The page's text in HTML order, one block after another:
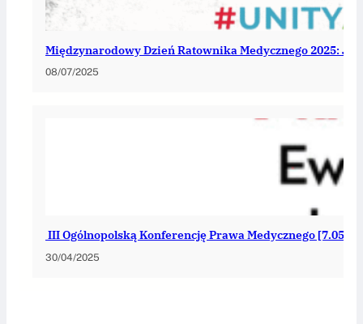
Międzynarodowy Dzień Ratownika Medycznego 2025:
08/07/2025
III Ogólnopolską Konferencję Prawa Medycznego [7.05,
30/04/2025